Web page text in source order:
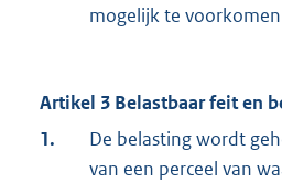
mogelijk te
Artikel 3 Belastbaar feit en
1.
De belasting wordt
van een perceel van